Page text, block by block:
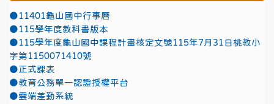
●11401龜山國中行事曆
●115學年度教科書版本
●115學年度龜山國中課程計畫核定文號115年7月31日桃教小
字第1150071410號
●正式課表
●教育公務單一認證授權平台
●雲端差勤系統